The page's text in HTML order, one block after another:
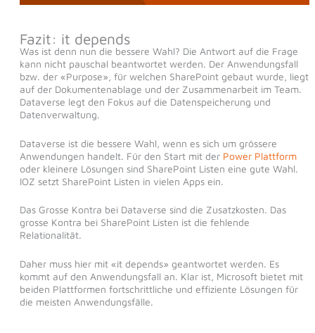
Fazit: it depends
Was ist denn nun die bessere Wahl? Die Antwort auf die Frage
kann nicht pauschal beantwortet werden. Der Anwendungsfall
bzw. der «Purpose», für welchen SharePoint gebaut wurde, liegt
auf der Dokumentenablage und der Zusammenarbeit im Team.
Dataverse legt den Fokus auf die Datenspeicherung und
Datenverwaltung.
Dataverse ist die bessere Wahl, wenn es sich um grössere
Anwendungen handelt. Für den Start mit der Power Plattform
oder kleinere Lösungen sind SharePoint Listen eine gute Wahl.
IOZ setzt SharePoint Listen in vielen Apps ein.
Das Grosse Kontra bei Dataverse sind die Zusatzkosten. Das
grosse Kontra bei SharePoint Listen ist die fehlende
Relationalität.
Daher muss hier mit «it depends» geantwortet werden. Es
kommt auf den Anwendungsfall an. Klar ist, Microsoft bietet mit
beiden Plattformen fortschrittliche und effiziente Lösungen für
die meisten Anwendungsfälle.